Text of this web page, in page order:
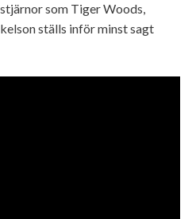
som Tiger Woods,
ställs inför minst sagt